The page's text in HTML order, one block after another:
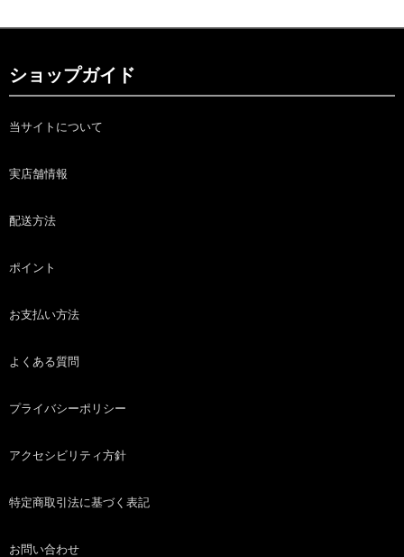
ショップガイド
当サイトについて
実店舗情報
配送方法
ポイント
お支払い方法
よくある質問
プライバシーポリシー
アクセシビリティ方針
特定商取引法に基づく表記
お問い合わせ